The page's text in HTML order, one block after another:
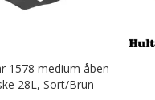
1578 medium åben
28L, Sort/Brun